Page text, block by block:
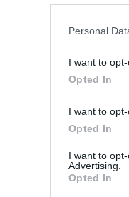
Personal
I want to
Opted In
I want to
Opted In
I want to
Advertising.
Opted In